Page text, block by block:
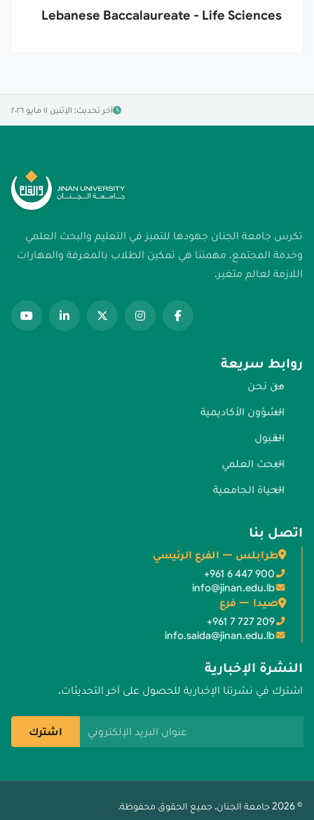
Lebanese Baccalaureate - Life Sciences
آخر تحديث: الإثنين ١١ مايو ٢٠٢٦
تكرس جامعة الجنان جهودها للتميز في التعليم والبحث العلمي
وخدمة المجتمع. مهمتنا هي تمكين الطلاب بالمعرفة والمهارات
اللازمة لعالم متغير.
روابط سريعة
من نحن
الشؤون الأكاديمية
القبول
البحث العلمي
الحياة الجامعية
اتصل بنا
طرابلس — الفرع الرئيسي
+961 6 447 900
info@jinan.edu.lb
صيدا — فرع
+961 7 727 209
info.saida@jinan.edu.lb
النشرة الإخبارية
اشترك في نشرتنا الإخبارية للحصول على آخر التحديثات.
اشترك
© 2026 جامعة الجنان. جميع الحقوق محفوظة.